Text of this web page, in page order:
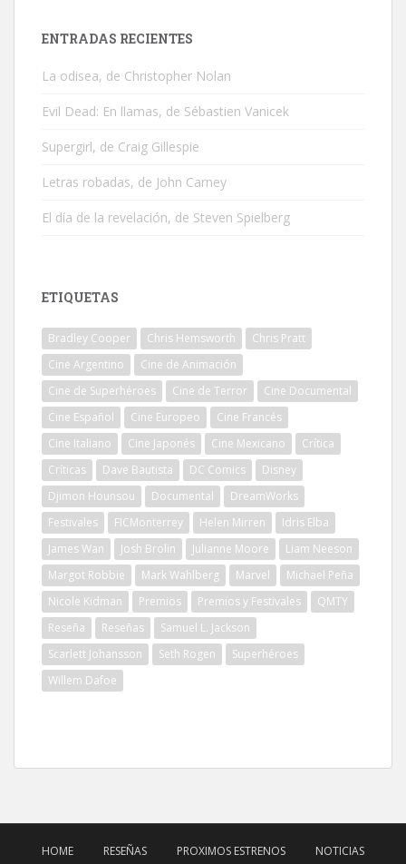
ENTRADAS RECIENTES
La odisea, de Christopher Nolan
Evil Dead: En llamas, de Sébastien Vanicek
Supergirl, de Craig Gillespie
Letras robadas, de John Carney
El día de la revelación, de Steven Spielberg
ETIQUETAS
Bradley Cooper Chris Hemsworth
Chris Pratt
Cine Argentino
Cine de Animación
Cine de Superhéroes
Cine de Terror
Cine Documental
Cine Español
Cine Europeo
Cine Francés
Cine Italiano
Cine Japonés Cine Mexicano
Crítica
Críticas
Dave Bautista DC Comics
Disney
Djimon Hounsou
Documental
DreamWorks
Festivales
FICMonterrey Helen Mirren
Idris Elba
James Wan
Josh Brolin Julianne Moore
Liam Neeson
Margot Robbie
Mark Wahlberg Marvel
Michael Peña
Nicole Kidman
Premios Premios y Festivales
QMTY
Reseña
Reseñas
Samuel L. Jackson
Scarlett Johansson
Seth Rogen
Superhéroes
Willem Dafoe
HOME RESEÑAS PROXIMOS ESTRENOS NOTICIAS